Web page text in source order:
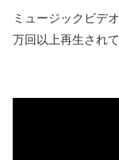
ミュージックビデ
万回以上再生されて